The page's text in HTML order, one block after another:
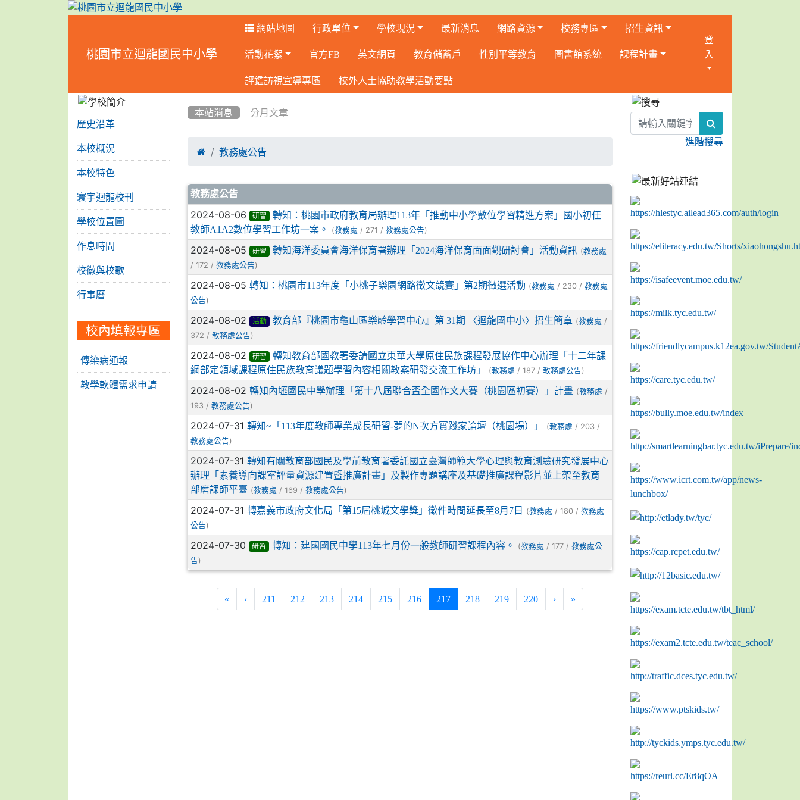
桃園市立迴龍國民中小學
網站地圖 行政單位 學校現況 最新消息 網路資源 校務專區 招生資訊
活動花絮 官方FB 英文網頁 教育儲蓄戶 性別平等教育 圖書館系統 課程計畫
評鑑訪視宣導專區 校外人士協助教學活動要點
登
入
本站消息 分月文章
 教務處公告
文章列表
教務處公告
2024-08-06 研習
轉知：桃園市政府教育局辦理113年「推動中小學數位學習精進方案」國小初任
教師A1A2數位學習工作坊一案。
(教務處 / 271 /教務處公告)
2024-08-05 研習 轉知海洋委員會海洋保育署辦理「2024海洋保育面面觀研討會」活動資訊 (教務處
/ 172 /教務處公告)
2024-08-05轉知：桃園市113年度「小桃子樂園網路徵文競賽」第2期徵選活動 (教務處 / 230 /教務處
公告)
2024-08-02 活動 教育部『桃園市龜山區樂齡學習中心』第 31期 〈迴龍國中小〉招生簡章 (教務處 /
372 /教務處公告)
2024-08-02 研習
轉知教育部國教署委請國立東華大學原住民族課程發展協作中心辦理「十二年課
綱部定領域課程原住民族教育議題學習內容相關教案研發交流工作坊」
(教務處 / 187 /教務處公告)
2024-08-02轉知內壢國民中學辦理「第十八屆聯合盃全國作文大賽（桃園區初賽）」計畫 (教務處 /
193 /教務處公告)
2024-07-31轉知~「113年度教師專業成長研習-夢的N次方實踐家論壇（桃園場）」 (教務處 / 203 /
教務處公告)
2024-07-31轉知有關教育部國民及學前教育署委託國立臺灣師範大學心理與教育測驗研究發展中心
辦理「素養導向課室評量資源建置暨推廣計畫」及製作專題講座及基礎推廣課程影片並上架至教育
部磨課師平臺 (教務處 / 169 /教務處公告)
2024-07-31轉嘉義市政府文化局「第15屆桃城文學獎」徵件時間延長至8月7日 (教務處 / 180 /教務處
公告)
2024-07-30 研習 轉知：建國國民中學113年七月份一般教師研習課程內容。 (教務處 / 177 / 教務處公
告)
« ‹ 211 212 213 214 215 216 217(current)
218 219 220 › »
:::
歷史沿革
本校概況
本校特色
寰宇迴龍校刊
學校位置圖
作息時間
校徽與校歌
行事曆
校內填報專區
傳染病通報
教學軟體需求申請
:::
進階搜尋